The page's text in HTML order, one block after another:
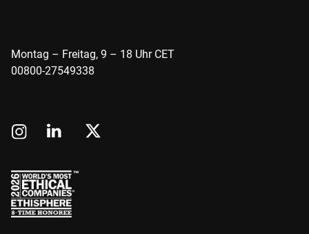
Montag – Freitag, 9 – 18 Uhr CET
00800-27549338